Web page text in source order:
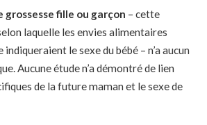
grossesse fille ou garçon – cette
laquelle les envies alimentaires
le sexe du bébé – n’a aucun
Aucune étude n’a démontré de lien
de la future maman et le sexe de